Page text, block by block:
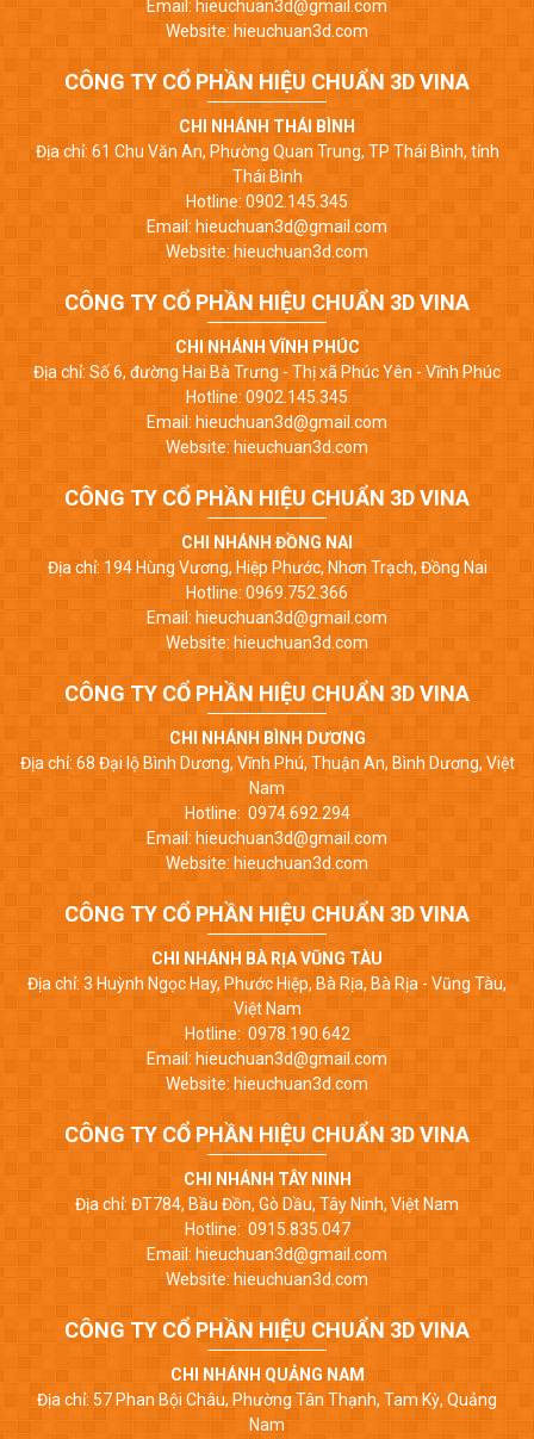
Email: hieuchuan3d@gmail.com
Website: hieuchuan3d.com
CÔNG TY CỔ PHẦN HIỆU CHUẨN 3D VINA
CHI NHÁNH THÁI BÌNH
Địa chỉ: 61 Chu Văn An, Phường Quan Trung, TP Thái Bình, tỉnh
Thái Bình
Hotline: 0902.145.345
Email: hieuchuan3d@gmail.com
Website: hieuchuan3d.com
CÔNG TY CỔ PHẦN HIỆU CHUẨN 3D VINA
CHI NHÁNH VĨNH PHÚC
Địa chỉ: Số 6, đường Hai Bà Trưng - Thị xã Phúc Yên - Vĩnh Phúc
Hotline: 0902.145.345
Email: hieuchuan3d@gmail.com
Website: hieuchuan3d.com
CÔNG TY CỔ PHẦN HIỆU CHUẨN 3D VINA
CHI NHÁNH ĐỒNG NAI
Địa chỉ: 194 Hùng Vương, Hiệp Phước, Nhơn Trạch, Đồng Nai
Hotline: 0969.752.366
Email: hieuchuan3d@gmail.com
Website: hieuchuan3d.com
CÔNG TY CỔ PHẦN HIỆU CHUẨN 3D VINA
CHI NHÁNH BÌNH DƯƠNG
Địa chỉ: 68 Đại lộ Bình Dương, Vĩnh Phú, Thuận An, Bình Dương, Việt
Nam
Hotline: 0974.692.294
Email: hieuchuan3d@gmail.com
Website: hieuchuan3d.com
CÔNG TY CỔ PHẦN HIỆU CHUẨN 3D VINA
CHI NHÁNH BÀ RỊA VŨNG TÀU
Địa chỉ: 3 Huỳnh Ngọc Hay, Phước Hiệp, Bà Rịa, Bà Rịa - Vũng Tàu,
Việt Nam
Hotline: 0978.190.642
Email: hieuchuan3d@gmail.com
Website: hieuchuan3d.com
CÔNG TY CỔ PHẦN HIỆU CHUẨN 3D VINA
CHI NHÁNH TÂY NINH
Địa chỉ: ĐT784, Bầu Đồn, Gò Dầu, Tây Ninh, Việt Nam
Hotline: 0915.835.047
Email: hieuchuan3d@gmail.com
Website: hieuchuan3d.com
CÔNG TY CỔ PHẦN HIỆU CHUẨN 3D VINA
CHI NHÁNH QUẢNG NAM
Địa chỉ: 57 Phan Bội Châu, Phường Tân Thạnh, Tam Kỳ, Quảng
Nam